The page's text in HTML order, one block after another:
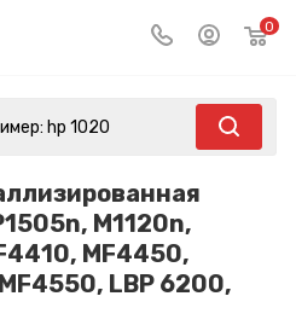
0
M1120n,
MF4450,
LBP 6200,